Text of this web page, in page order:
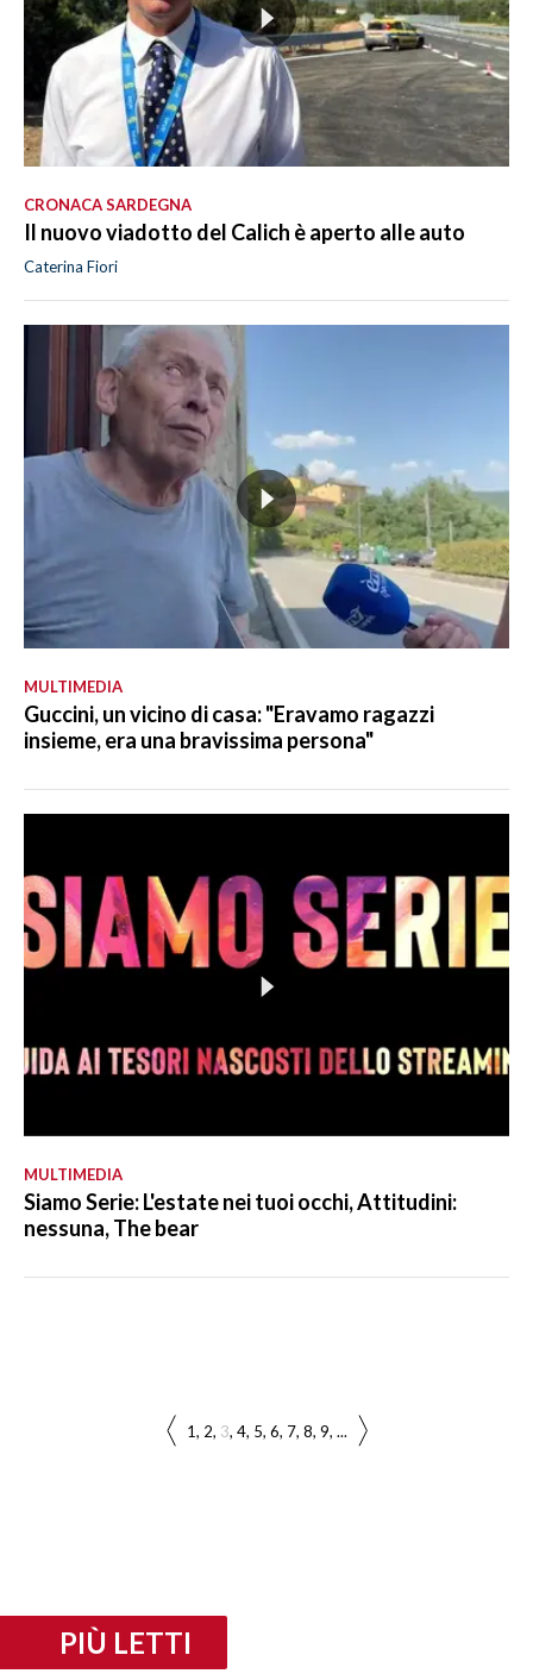
CRONACA SARDEGNA
Il nuovo viadotto del Calich è aperto alle auto
Caterina Fiori
MULTIMEDIA
Guccini, un vicino di casa: "Eravamo ragazzi
insieme, era una bravissima persona"
MULTIMEDIA
Siamo Serie: L'estate nei tuoi occhi, Attitudini:
nessuna, The bear
1 2 3 4 5 6 7 8 9 ...
PIÙ LETTI